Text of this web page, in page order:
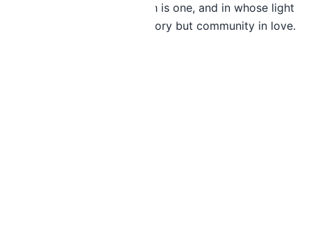
the taste for the sea which is one, and in whose light
there is nothing contradictory but community in love.